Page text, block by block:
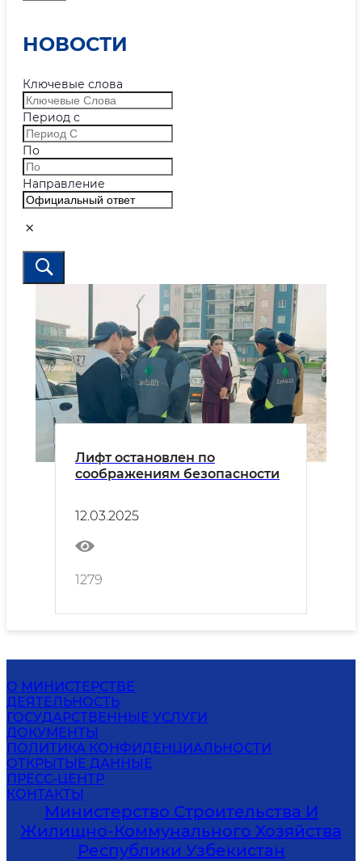
НОВОСТИ
Ключевые слова
Период с
По
Направление
Лифт остановлен по
соображениям безопасности
12.03.2025
1279
О МИНИСТЕРСТВЕ
ДЕЯТЕЛЬНОСТЬ
ГОСУДАРСТВЕННЫЕ УСЛУГИ
ДОКУМЕНТЫ
ПОЛИТИКА КОНФИДЕНЦИАЛЬНОСТИ
ОТКРЫТЫЕ ДАННЫЕ
ПРЕСС-ЦЕНТР
КОНТАКТЫ
Министерство Строительства И
Жилищно-Коммунального Хозяйства
Республики Узбекистан